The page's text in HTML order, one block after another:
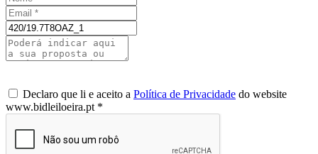
Declaro que li e aceito a Política de Privacidade do website
www.bidleiloeira.pt *